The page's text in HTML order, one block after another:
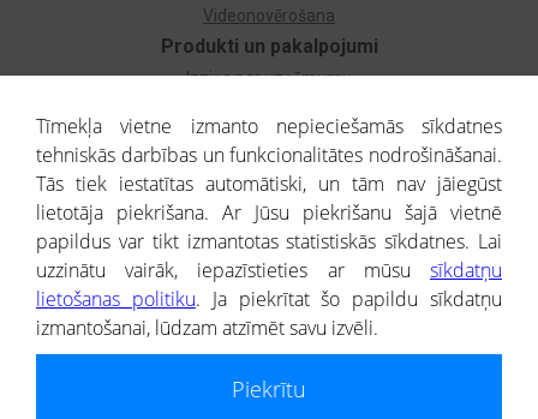
Produkti un pakalpojumi
Izziņa par uzņēmumu
Dzimtas koks
Uzņēmumu atlase
Monitorings
Kredītizziņa par ārvalstu uzņēmumiem
Videonovērošana
® CREDITREFORM Latvija
SIA
Tīmekļa vietne izmanto nepieciešamās sīkdatnes
tehniskās darbības un funkcionalitātes nodrošināšanai.
Tās tiek iestatītas automātiski, un tām nav jāiegūst
lietotāja piekrišana. Ar Jūsu piekrišanu šajā vietnē
papildus var tikt izmantotas statistiskās sīkdatnes. Lai
uzzinātu vairāk, iepazīstieties ar mūsu sīkdatņu
lietošanas politiku. Ja piekrītat šo papildu sīkdatņu
izmantošanai, lūdzam atzīmēt savu izvēli.
Piekrītu